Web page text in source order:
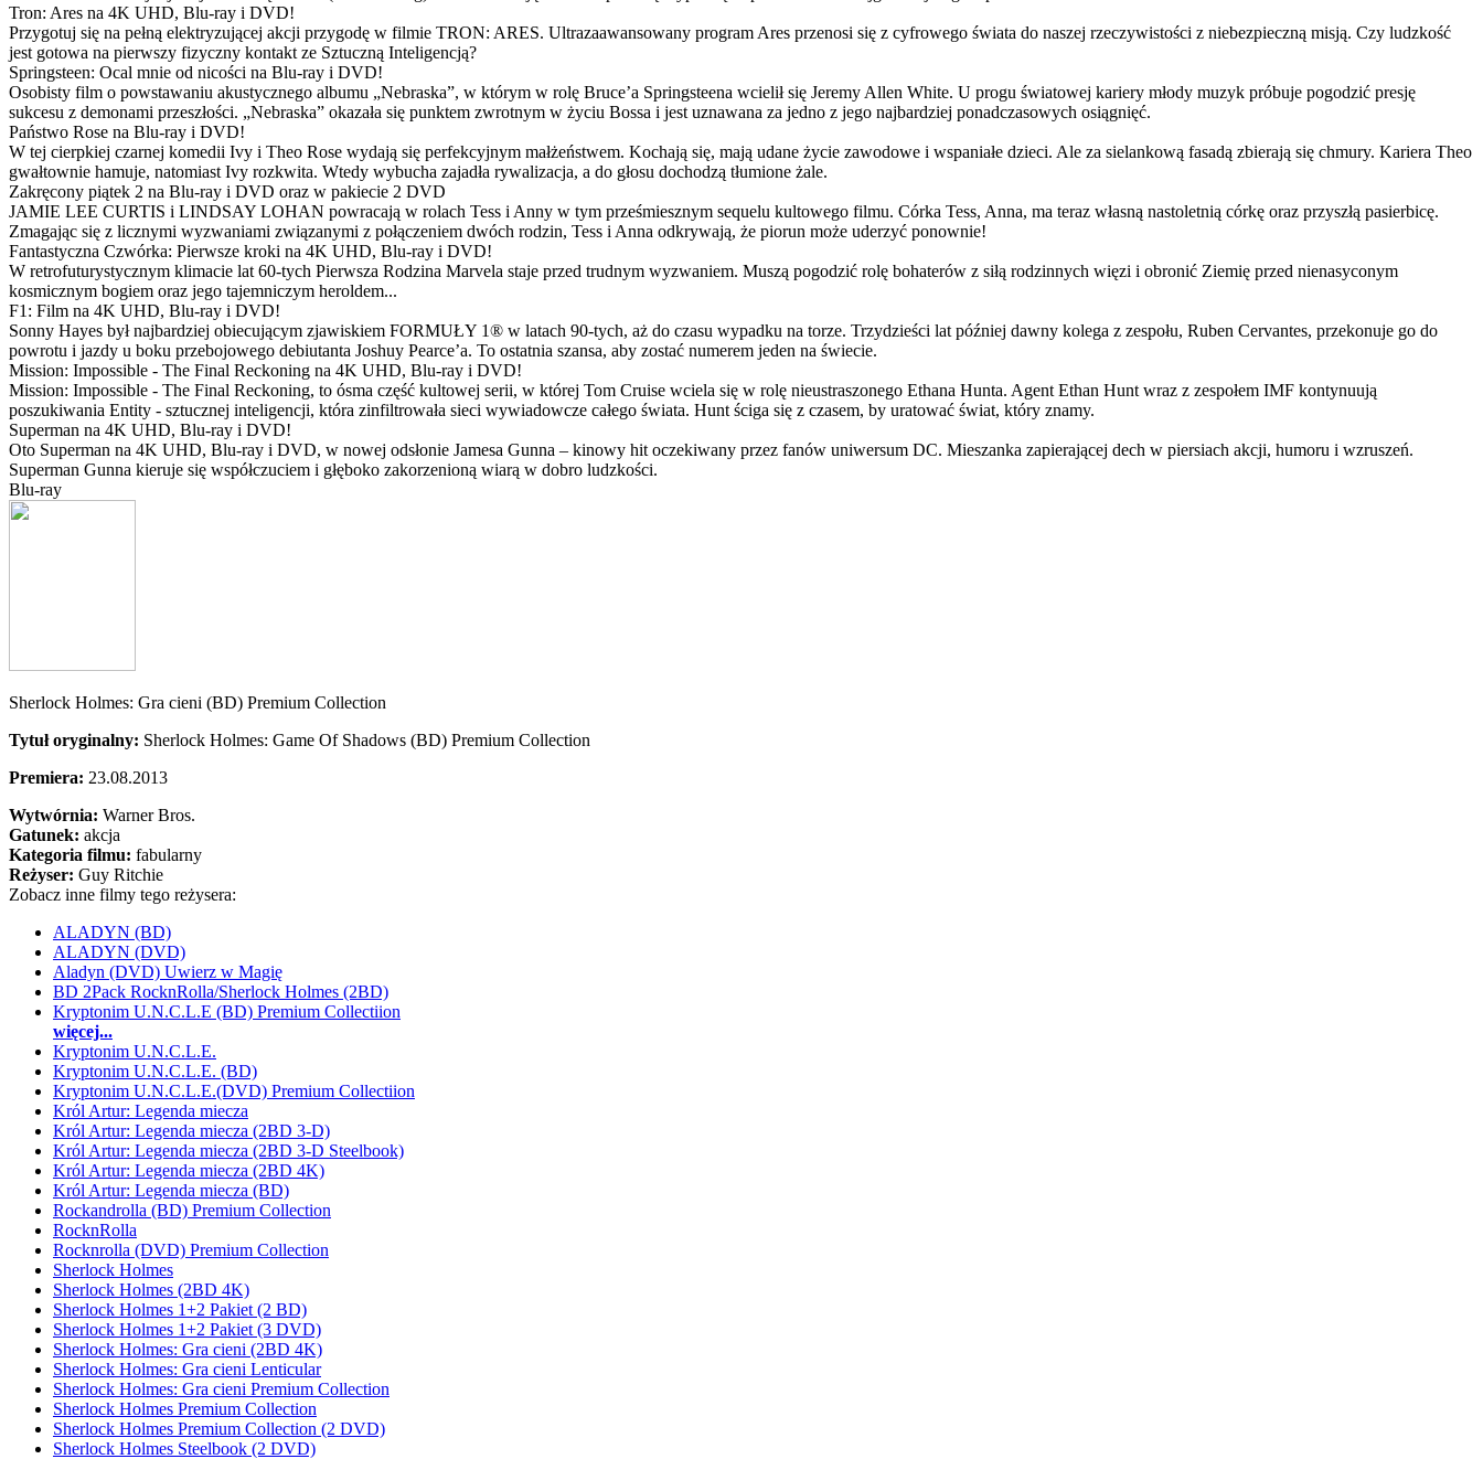
Tron: Ares na 4K UHD, Blu-ray i DVD!
Przygotuj się na pełną elektryzującej akcji przygodę w filmie TRON: ARES. Ultrazaawansowany program Ares przenosi się z cyfrowego świata do naszej rzeczywistości z niebezpieczną misją. Czy ludzkość
jest gotowa na pierwszy fizyczny kontakt ze Sztuczną Inteligencją?
Springsteen: Ocal mnie od nicości na Blu-ray i DVD!
Osobisty film o powstawaniu akustycznego albumu „Nebraska”, w którym w rolę Bruce’a Springsteena wcielił się Jeremy Allen White. U progu światowej kariery młody muzyk próbuje pogodzić presję
sukcesu z demonami przeszłości. „Nebraska” okazała się punktem zwrotnym w życiu Bossa i jest uznawana za jedno z jego najbardziej ponadczasowych osiągnięć.
Państwo Rose na Blu-ray i DVD!
W tej cierpkiej czarnej komedii Ivy i Theo Rose wydają się perfekcyjnym małżeństwem. Kochają się, mają udane życie zawodowe i wspaniałe dzieci. Ale za sielankową fasadą zbierają się chmury. Kariera Theo
gwałtownie hamuje, natomiast Ivy rozkwita. Wtedy wybucha zajadła rywalizacja, a do głosu dochodzą tłumione żale.
Zakręcony piątek 2 na Blu-ray i DVD oraz w pakiecie 2 DVD
JAMIE LEE CURTIS i LINDSAY LOHAN powracają w rolach Tess i Anny w tym prześmiesznym sequelu kultowego filmu. Córka Tess, Anna, ma teraz własną nastoletnią córkę oraz przyszłą pasierbicę.
Zmagając się z licznymi wyzwaniami związanymi z połączeniem dwóch rodzin, Tess i Anna odkrywają, że piorun może uderzyć ponownie!
Fantastyczna Czwórka: Pierwsze kroki na 4K UHD, Blu-ray i DVD!
W retrofuturystycznym klimacie lat 60-tych Pierwsza Rodzina Marvela staje przed trudnym wyzwaniem. Muszą pogodzić rolę bohaterów z siłą rodzinnych więzi i obronić Ziemię przed nienasyconym
kosmicznym bogiem oraz jego tajemniczym heroldem...
F1: Film na 4K UHD, Blu-ray i DVD!
Sonny Hayes był najbardziej obiecującym zjawiskiem FORMUŁY 1® w latach 90-tych, aż do czasu wypadku na torze. Trzydzieści lat później dawny kolega z zespołu, Ruben Cervantes, przekonuje go do
powrotu i jazdy u boku przebojowego debiutanta Joshuy Pearce’a. To ostatnia szansa, aby zostać numerem jeden na świecie.
Mission: Impossible - The Final Reckoning na 4K UHD, Blu-ray i DVD!
Mission: Impossible - The Final Reckoning, to ósma część kultowej serii, w której Tom Cruise wciela się w rolę nieustraszonego Ethana Hunta. Agent Ethan Hunt wraz z zespołem IMF kontynuują
poszukiwania Entity - sztucznej inteligencji, która zinfiltrowała sieci wywiadowcze całego świata. Hunt ściga się z czasem, by uratować świat, który znamy.
Superman na 4K UHD, Blu-ray i DVD!
Oto Superman na 4K UHD, Blu-ray i DVD, w nowej odsłonie Jamesa Gunna – kinowy hit oczekiwany przez fanów uniwersum DC. Mieszanka zapierającej dech w piersiach akcji, humoru i wzruszeń.
Superman Gunna kieruje się współczuciem i głęboko zakorzenioną wiarą w dobro ludzkości.
Blu-ray
Sherlock Holmes: Gra cieni (BD) Premium Collection
Tytuł oryginalny: Sherlock Holmes: Game Of Shadows (BD) Premium Collection
Premiera: 23.08.2013
Wytwórnia: Warner Bros.
Gatunek: akcja
Kategoria filmu: fabularny
Reżyser: Guy Ritchie
Zobacz inne filmy tego reżysera:
ALADYN (BD)
ALADYN (DVD)
Aladyn (DVD) Uwierz w Magię
BD 2Pack RocknRolla/Sherlock Holmes (2BD)
Kryptonim U.N.C.L.E (BD) Premium Collectiion
więcej...
Kryptonim U.N.C.L.E.
Kryptonim U.N.C.L.E. (BD)
Kryptonim U.N.C.L.E.(DVD) Premium Collectiion
Król Artur: Legenda miecza
Król Artur: Legenda miecza (2BD 3-D)
Król Artur: Legenda miecza (2BD 3-D Steelbook)
Król Artur: Legenda miecza (2BD 4K)
Król Artur: Legenda miecza (BD)
Rockandrolla (BD) Premium Collection
RocknRolla
Rocknrolla (DVD) Premium Collection
Sherlock Holmes
Sherlock Holmes (2BD 4K)
Sherlock Holmes 1+2 Pakiet (2 BD)
Sherlock Holmes 1+2 Pakiet (3 DVD)
Sherlock Holmes: Gra cieni (2BD 4K)
Sherlock Holmes: Gra cieni Lenticular
Sherlock Holmes: Gra cieni Premium Collection
Sherlock Holmes Premium Collection
Sherlock Holmes Premium Collection (2 DVD)
Sherlock Holmes Steelbook (2 DVD)